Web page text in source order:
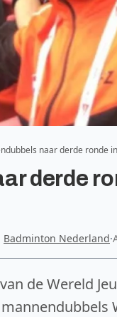
naar derde ronde
derde
Badminton Nederland·
de Wereld